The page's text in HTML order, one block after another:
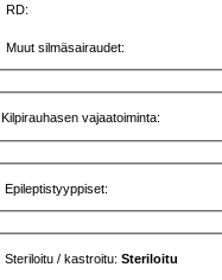
RD:
Muut silmäsairaudet:
Kilpirauhasen vajaatoiminta:
Epileptistyyppiset:
Steriloitu / kastroitu:Steriloitu